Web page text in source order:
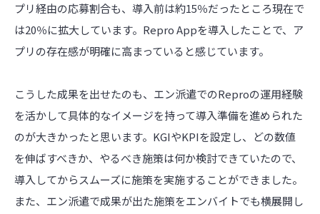
プリ経由の応募割合も、導入前は約15％だったところ現在で
は20％に拡大しています。Repro Appを導入したことで、ア
プリの存在感が明確に高まっていると感じています。
こうした成果を出せたのも、エン派遣でのReproの運用経験
を活かして具体的なイメージを持って導入準備を進められた
のが大きかったと思います。KGIやKPIを設定し、どの数値
を伸ばすべきか、やるべき施策は何か検討できていたので、
導入してからスムーズに施策を実施することができました。
また、エン派遣で成果が出た施策をエンバイトでも横展開し